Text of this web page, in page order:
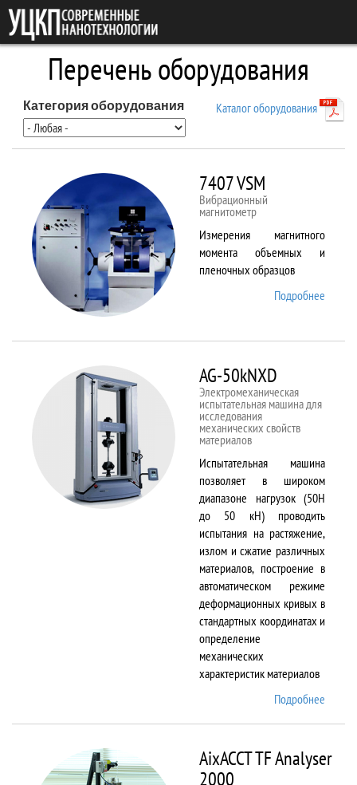
Перейти к основному содержанию
Перечень оборудования
Каталог оборудования
Категория оборудования
7407 VSM
Вибрационный
магнитометр
Измерения магнитного
момента объемных и
пленочных образцов
Подробнее
AG-50kNXD
Электромеханическая
испытательная машина для
исследования
механических свойств
материалов
Испытательная машина
позволяет в широком
диапазоне нагрузок (50Н
до 50 кН) проводить
испытания на растяжение,
излом и сжатие различных
материалов, построение в
автоматическом режиме
деформационных кривых в
стандартных координатах и
определение
механических
характеристик материалов
Подробнее
AixACCT TF Analyser
2000